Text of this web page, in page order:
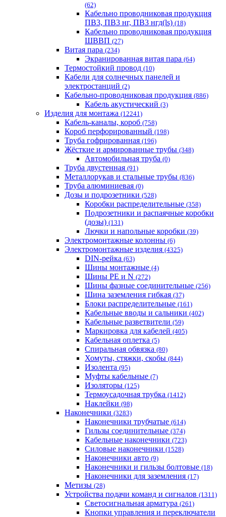
(62)
Кабельно проводниковая продукция
ПВ3, ПВ3 нг, ПВ3 нгд(ls) (18)
Кабельно проводниковая продукция
ШВВП (27)
Витая пара (234)
Экранированная витая пара (64)
Термостойкий провод (10)
Кабели для солнечных панелей и
электростанций (2)
Кабельно-проводниковая продукция (886)
Кабель акустический (3)
Изделия для монтажа (12241)
Кабель-каналы, короб (758)
Короб перфорированный (198)
Труба гофрированная (196)
Жёсткие и армированные трубы (348)
Автомобильная труба (0)
Труба двустенная (91)
Металлорукав и стальные трубы (836)
Труба алюминиевая (0)
Дозы и подрозетники (528)
Коробки распределительные (358)
Подрозетники и распаячные коробки
(дозы) (131)
Лючки и напольные коробки (39)
Электромонтажные колонны (6)
Электромонтажные изделия (4325)
DIN-рейка (63)
Шины монтажные (4)
Шины PE и N (272)
Шины фазные соединительные (256)
Шина заземления гибкая (37)
Блоки распределительные (161)
Кабельные вводы и сальники (402)
Кабельные разветвители (59)
Маркировка для кабелей (405)
Кабельная оплетка (5)
Спиральная обвязка (80)
Хомуты, стяжки, скобы (844)
Изолента (95)
Муфты кабельные (7)
Изоляторы (125)
Термоусадочная трубка (1412)
Наклейки (98)
Наконечники (3283)
Наконечники трубчатые (614)
Гильзы соединительные (374)
Кабельные наконечники (723)
Силовые наконечники (1528)
Наконечники авто (9)
Наконечники и гильзы болтовые (18)
Наконечники для заземления (17)
Метизы (28)
Устройства подачи команд и сигналов (1311)
Светосигнальная арматура (261)
Кнопки управления и переключатели